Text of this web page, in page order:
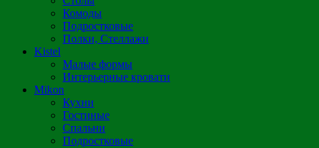
Комоды
Подростковые
Полки, Стеллажи
Kistel
Малые формы
Интерьерные кровати
Mikon
Кухни
Гостиные
Спальни
Подростковые